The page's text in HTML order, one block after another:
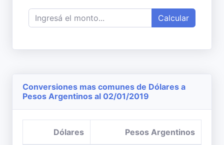
Calcular
Conversiones mas comunes de Dólares a
Pesos Argentinos al 02/01/2019
Dólares Pesos Argentinos